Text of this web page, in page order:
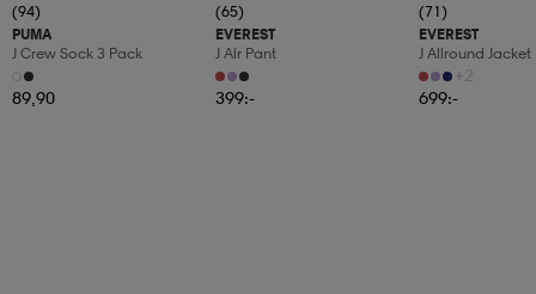
(94)
PUMA
J Crew Sock 3 Pack
89,90
(65)
EVEREST
J Alr Pant
399:-
(71)
EVEREST
J Allround Jacket
+2
699:-